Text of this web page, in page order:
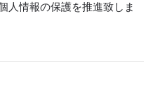
人情報の保護を推進致しま